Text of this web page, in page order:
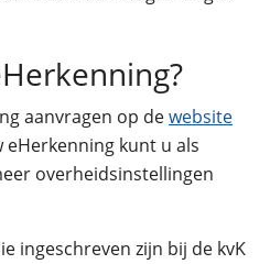
aanvragen op dewebsite
kunt u als
overheidsinstellingen
ingeschreven zijn bij de kvK